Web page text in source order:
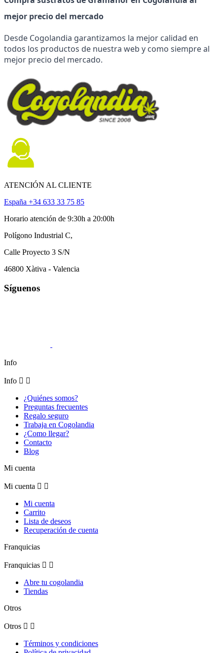
mejor precio del mercado
Desde Cogolandia garantizamos la mejor calidad en
todos los productos de nuestra web y como siempre al
mejor precio del mercado.
ATENCIÓN AL CLIENTE
España +34 633 33 75 85
Horario atención de 9:30h a 20:00h
Polígono Industrial C,
Calle Proyecto 3 S/N
46800 Xàtiva - Valencia
Síguenos
Info
Info  
¿Quiénes somos?
Preguntas frecuentes
Regalo seguro
Trabaja en Cogolandia
¿Como llegar?
Contacto
Blog
Mi cuenta
Mi cuenta  
Mi cuenta
Carrito
Lista de deseos
Recuperación de cuenta
Franquicias
Franquicias  
Abre tu cogolandia
Tiendas
Otros
Otros  
Términos y condiciones